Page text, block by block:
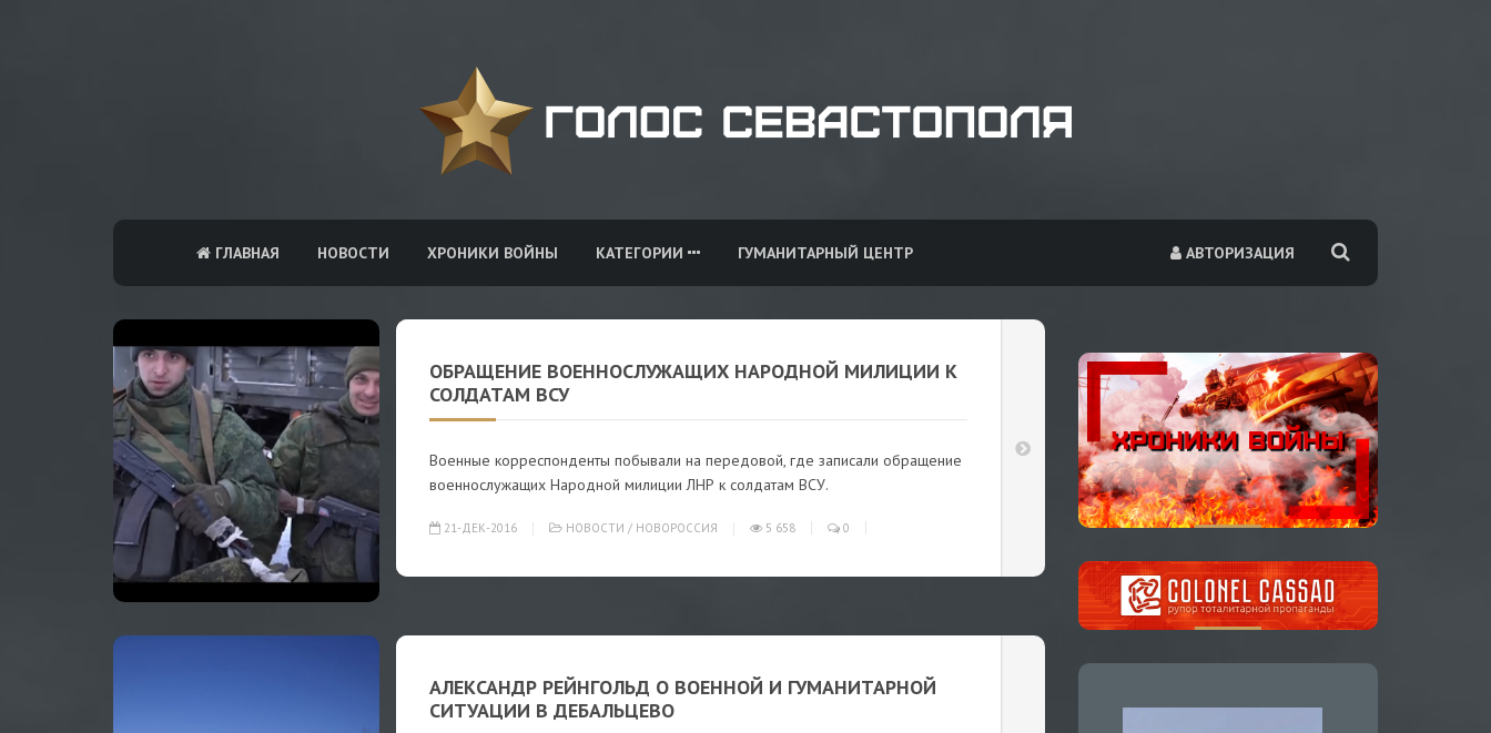
АВТОРИЗАЦИЯ
ГЛАВНАЯ НОВОСТИ ХРОНИКИ ВОЙНЫ КАТЕГОРИИ ГУМАНИТАРНЫЙ ЦЕНТР
ОБРАЩЕНИЕ ВОЕННОСЛУЖАЩИХ НАРОДНОЙ МИЛИЦИИ К
СОЛДАТАМ ВСУ
Военные корреспонденты побывали на передовой, где записали обращение
военнослужащих Народной милиции ЛНР к солдатам ВСУ.
21-ДЕК-2016 НОВОСТИ / НОВОРОССИЯ 5 658 0
АЛЕКСАНДР РЕЙНГОЛЬД О ВОЕННОЙ И ГУМАНИТАРНОЙ
СИТУАЦИИ В ДЕБАЛЬЦЕВО